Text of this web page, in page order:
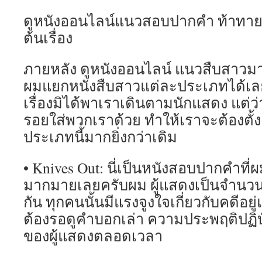
ดูหนังออนไลน์แนวสอบปากคำ ท้าทา
ต้นเรื่อง
ภายหลัง ดูหนังออนไลน์ แนวสืบสาวม
ผมแยกหนังสืบสาวแต่ละประเภทได้เ
เรื่องมิได้พาเราเดินตามนักแสดง แต่
รอยใส่พวกเราด้วย ทำให้เราจะต้องตั้
ประเภทนี้มากยิ่งกว่าเดิม
• Knives Out: นี่เป็นหนังสอบปากคำที่
มากมายเลยครับผม ผู้แสดงเป็นจำน
กัน ทุกคนนั้นมีแรงจูงใจเกี่ยวกับคดีอยู่
ต้องรอดูคำบอกเล่า ความประพฤติป
ของผู้แสดงตลอดเวลา